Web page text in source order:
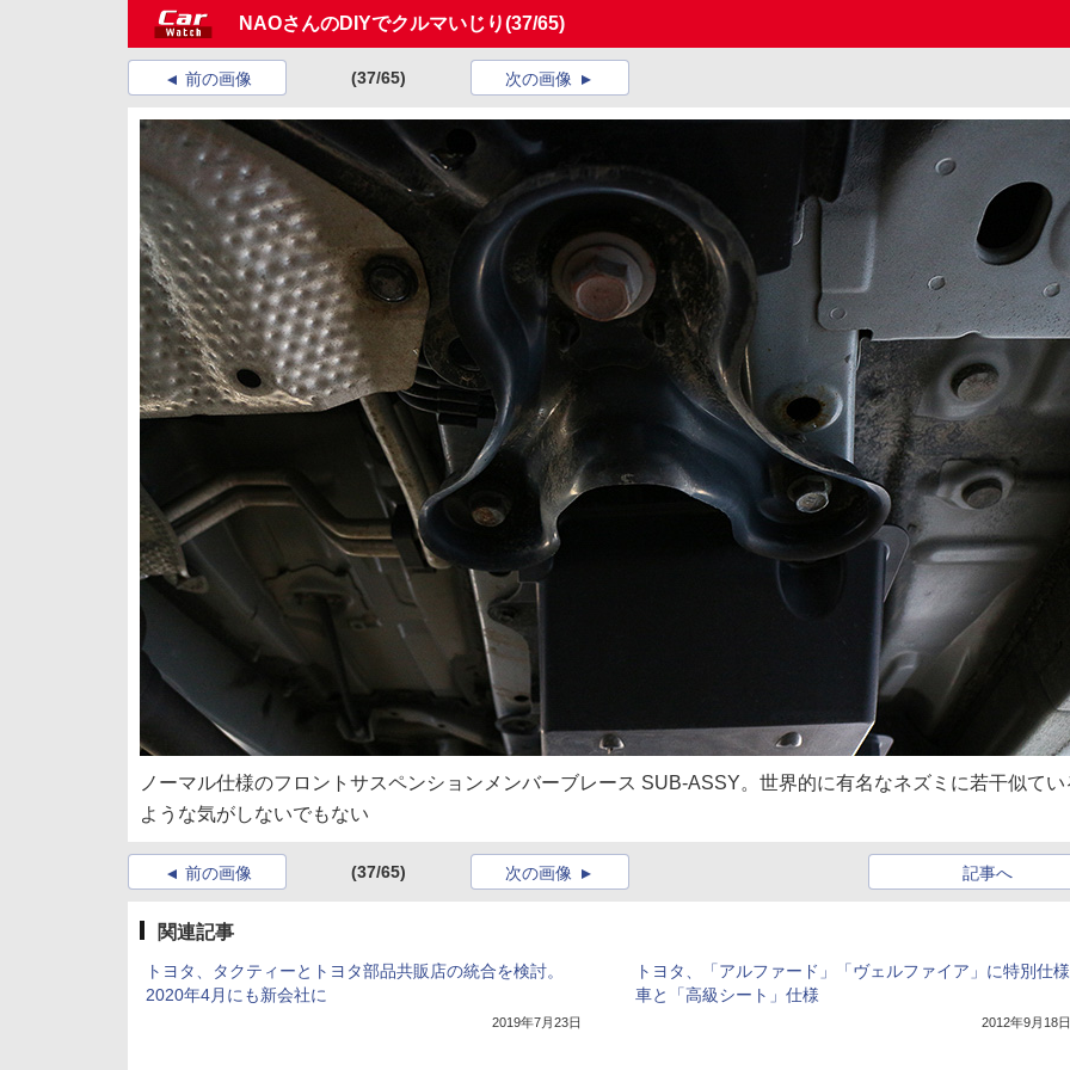
NAOさんのDIYでクルマいじり(37/65)
前の画像 (37/65) 次の画像
ノーマル仕様のフロントサスペンションメンバーブレース SUB-ASSY。世界的に有名なネズミに若干似てい
ような気がしないでもない
前の画像 (37/65) 次の画像 記事へ
関連記事
トヨタ、タクティーとトヨタ部品共販店の統合を検討。
2020年4月にも新会社に
2019年7月23日
トヨタ、「アルファード」「ヴェルファイア」に特別仕様
車と「高級シート」仕様
2012年9月18日